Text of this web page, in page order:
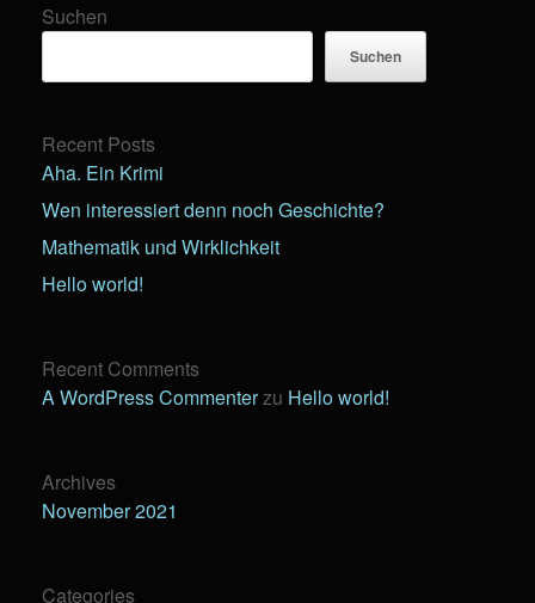
Suchen
Suchen
Recent Posts
Aha. Ein Krimi
Wen interessiert denn noch Geschichte?
Mathematik und Wirklichkeit
Hello world!
Recent Comments
A WordPress Commenterzu Hello world!
Archives
November 2021
Categories